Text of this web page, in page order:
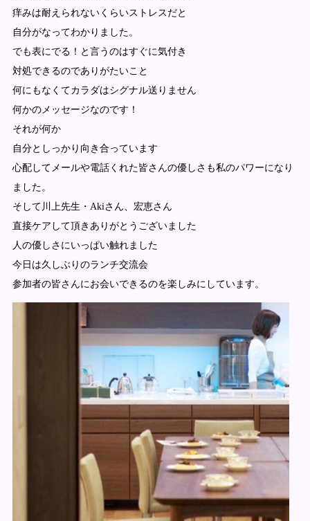
痒みは耐えられないくらいストレスだと
自分がなってわかりました。
でも表にでる！と言うのはすぐに気付き
対処できるのでありがたいこと
何にもなくてカラダはシグナル送りません
何かのメッセージなのです！
それが何か
自分としっかり向き合っています
心配してメールや電話くれた皆さんの優しさも私のパワーになり
ました。
そして川上先生・Akiさん、宏恵さん
直接ケアして頂きありがとうございました
人の優しさにいっぱい触れました
今日は久しぶりのランチ交流会
参加者の皆さんにお会いできるのを楽しみにしています。